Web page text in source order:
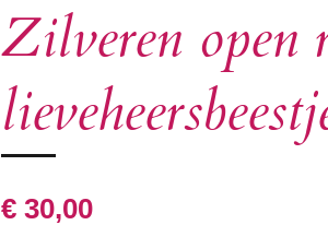
Zilveren open
€ 30,00